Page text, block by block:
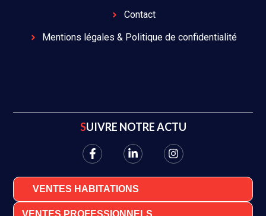
Contact
Mentions légales & Politique de confidentialité
SUIVRE NOTRE ACTU
VENTES HABITATIONS
VENTES PROFESSIONNELS